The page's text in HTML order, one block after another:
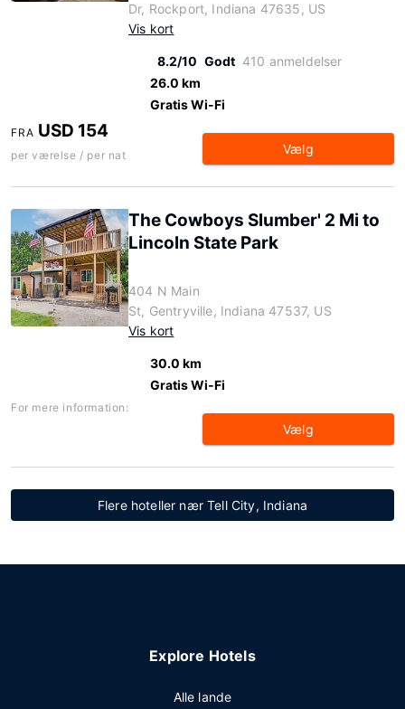
Dr, Rockport, Indiana 47635, US
Vis kort
8.2/10 Godt 410 anmeldelser
26.0 km
Gratis Wi-Fi
FRA USD 154
per værelse / per nat Vælg
The Cowboys Slumber' 2 Mi to
Lincoln State Park
404 N Main
St, Gentryville, Indiana 47537, US
Vis kort
30.0 km
Gratis Wi-Fi
For mere information:
Vælg
Flere hoteller nær Tell City, Indiana
Explore Hotels
Alle lande